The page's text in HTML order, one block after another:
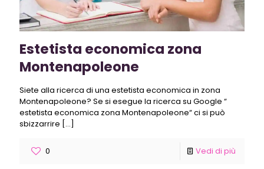
Estetista economica zona
Montenapoleone
Siete alla ricerca di una estetista economica in zona
Montenapoleone? Se si esegue la ricerca su Google “
estetista economica zona Montenapoleone“ ci si può
sbizzarrire […]
0 Vedi di più